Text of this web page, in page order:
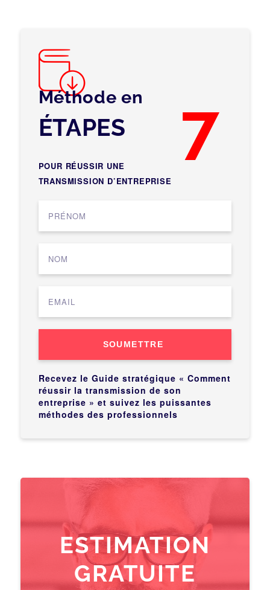
Méthode en 7
ÉTAPES
POUR RÉUSSIR UNE
TRANSMISSION D’ENTREPRISE
SOUMETTRE
Recevez le Guide stratégique « Comment
réussir la transmission de son
entreprise » et suivez les puissantes
méthodes des professionnels
ESTIMATION
GRATUITE